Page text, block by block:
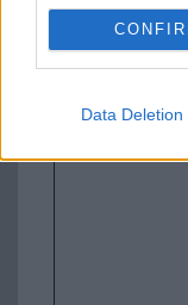
Data Deletion